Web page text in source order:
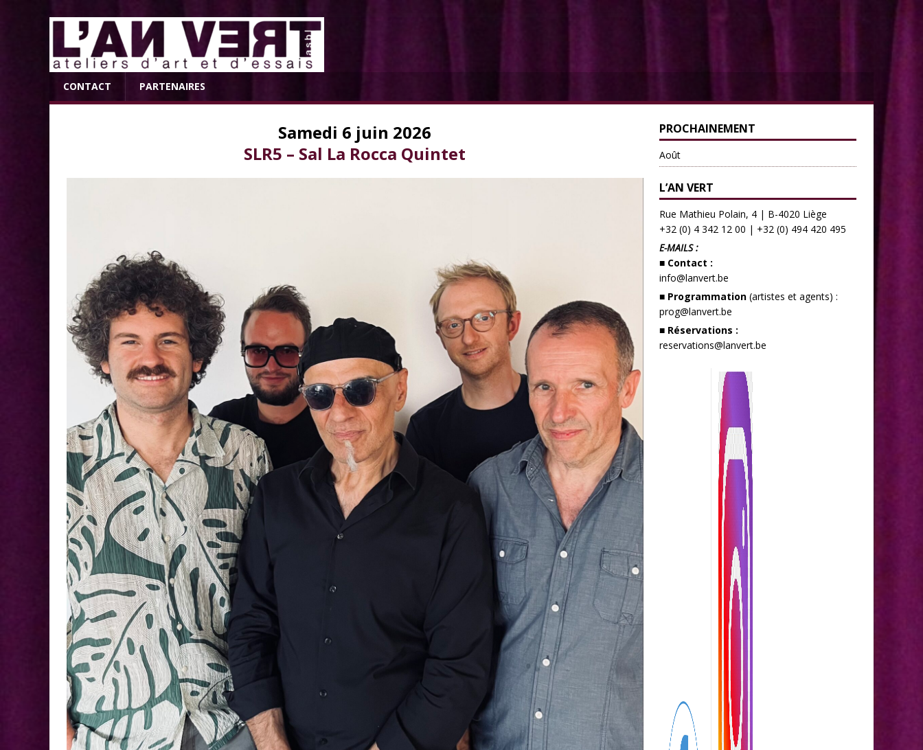
CONTACT PARTENAIRES
Samedi 6 juin 2026
SLR5 – Sal La Rocca Quintet
PROCHAINEMENT
Août
L’AN VERT
Rue Mathieu Polain, 4 | B-4020 Liège
+32 (0) 4 342 12 00 | +32 (0) 494 420 495
E-MAILS :
■ Contact :
info@lanvert.be
■ Programmation(artistes et agents) :
prog@lanvert.be
■ Réservations :
reservations@lanvert.be